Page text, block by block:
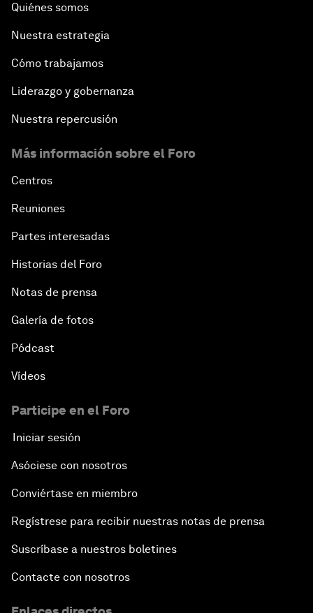
Quiénes somos
Nuestra estrategia
Cómo trabajamos
Liderazgo y gobernanza
Nuestra repercusión
Más información sobre el Foro
Centros
Reuniones
Partes interesadas
Historias del Foro
Notas de prensa
Galería de fotos
Pódcast
Vídeos
Participe en el Foro
Iniciar sesión
Asóciese con nosotros
Conviértase en miembro
Regístrese para recibir nuestras notas de prensa
Suscríbase a nuestros boletines
Contacte con nosotros